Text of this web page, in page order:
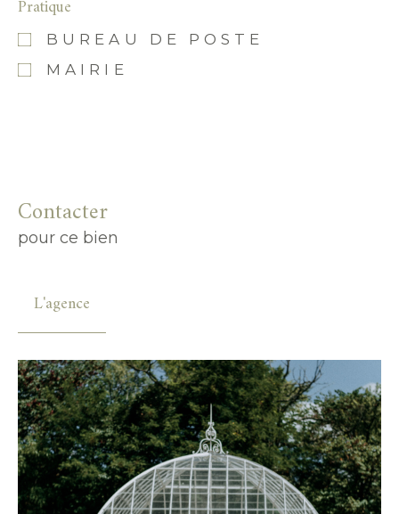
Pratique
BUREAU DE POSTE
MAIRIE
Contacter
pour ce bien
L'agence